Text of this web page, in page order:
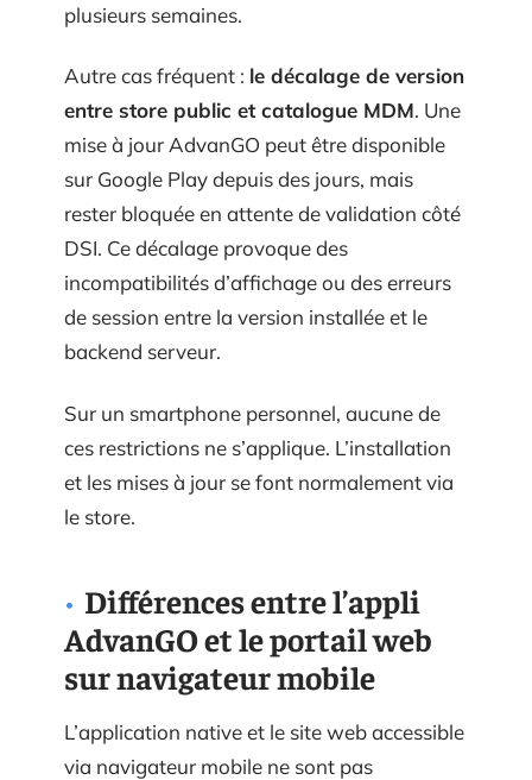
plusieurs semaines.
Autre cas fréquent : le décalage de version
entre store public et catalogue MDM. Une
mise à jour AdvanGO peut être disponible
sur Google Play depuis des jours, mais
rester bloquée en attente de validation côté
DSI. Ce décalage provoque des
incompatibilités d’affichage ou des erreurs
de session entre la version installée et le
backend serveur.
Sur un smartphone personnel, aucune de
ces restrictions ne s’applique. L’installation
et les mises à jour se font normalement via
le store.
Différences entre l’appli
AdvanGO et le portail web
sur navigateur mobile
L’application native et le site web accessible
via navigateur mobile ne sont pas